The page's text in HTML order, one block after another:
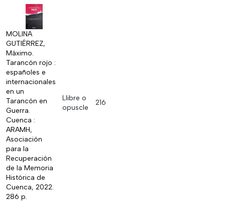
MOLINA
GUTIÉRREZ,
Máximo.
Tarancón rojo :
españoles e
internacionales
en un
Tarancón en
Guerra.
Cuenca :
ARAMH,
Asociación
para la
Recuperación
de la Memoria
Histórica de
Cuenca, 2022.
286 p.
Llibre o
opuscle
216